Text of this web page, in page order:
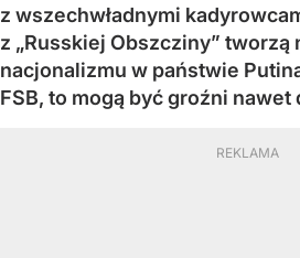
z wszechwładnymi
z „Russkiej Obszcziny” tworzą
nacjonalizmu w państwie
FSB, to mogą być groźni nawet